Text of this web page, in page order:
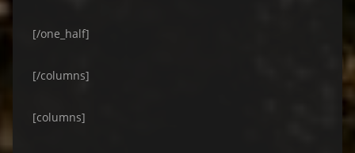
[/one_half]
[/columns]
[columns]